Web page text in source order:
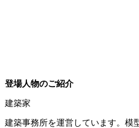
登場人物のご紹介
建築事務所を運営しています。模